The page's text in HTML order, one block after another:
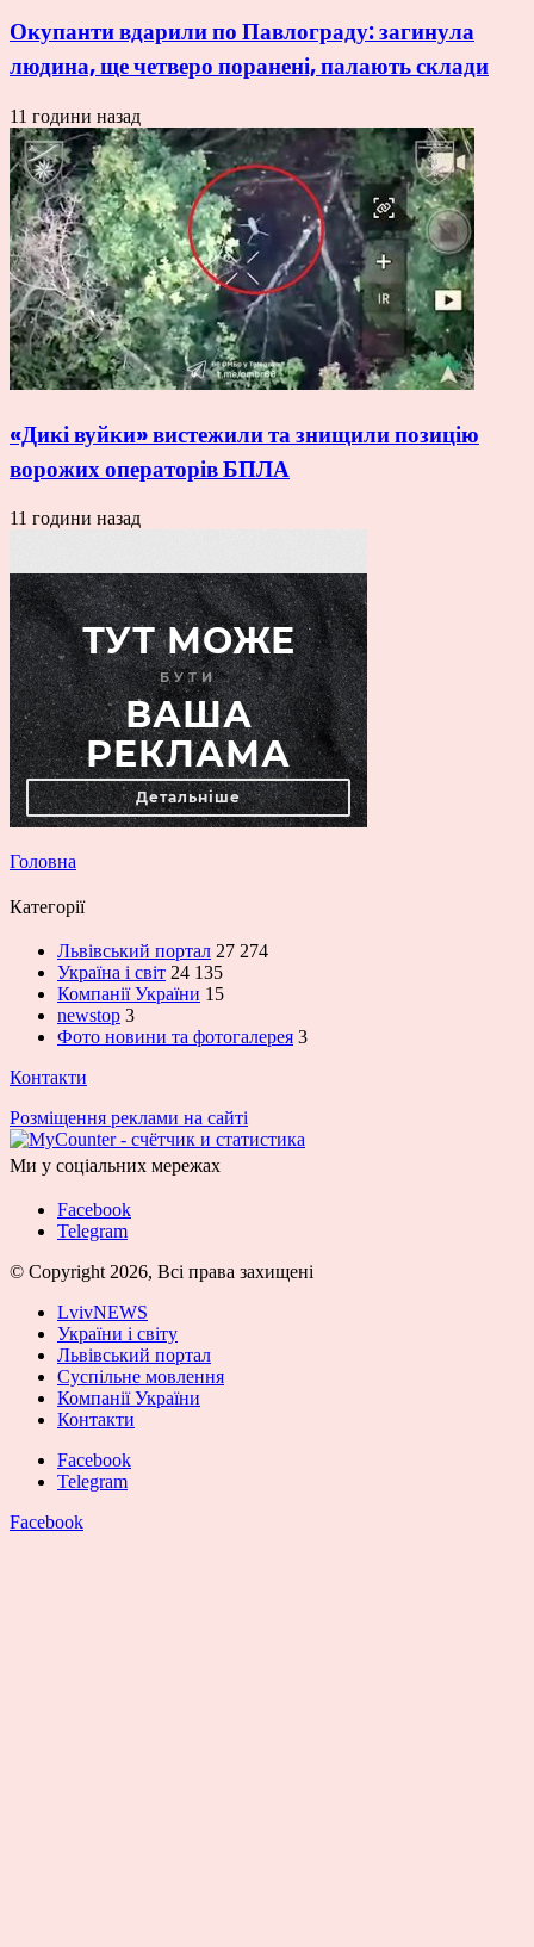
Окупанти вдарили по Павлограду: загинула
людина, ще четверо поранені, палають склади
11 години назад
«Дикі вуйки» вистежили та знищили позицію
ворожих операторів БПЛА
11 години назад
Головна
Категорії
Львівський портал 27 274
Україна і світ 24 135
Компанії України 15
newstop 3
Фото новини та фотогалерея 3
Контакти
Розміщення реклами на сайті
Ми у соціальних мережах
Facebook
Telegram
© Copyright 2026, Всі права захищені
LvivNEWS
України і світу
Львівський портал
Суспільне мовлення
Компанії України
Контакти
Facebook
Telegram
Facebook